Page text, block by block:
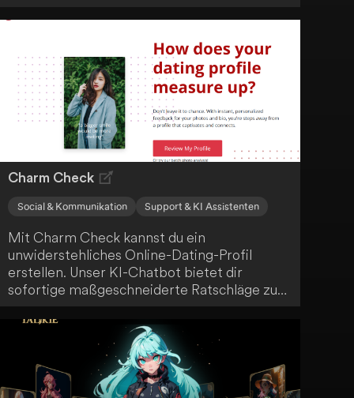
Geschäftsziele schneller durch optimierte
Interaktionen auf der Plattform.
Charm Check
Social & Kommunikation Support & KI Assistenten
Mit Charm Check kannst du ein
unwiderstehliches Online-Dating-Profil
erstellen. Unser KI-Chatbot bietet dir
sofortige maßgeschneiderte Ratschläge zur
Perfektionierung deiner Fotos und zur
Verbesserung deiner Biografie. Hebe dich ab
und ziehe deine idealen Partner an, um dein
Dating-Spiel heute zu verbessern.